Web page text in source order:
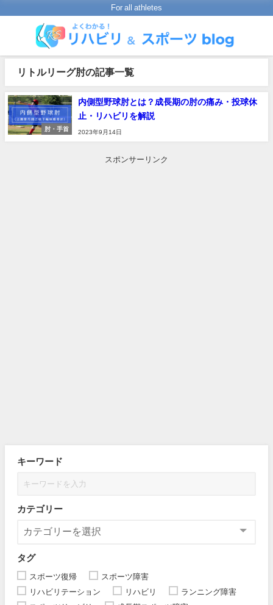
For all athletes
リトルリーグ肘の記事一覧
肘・手首
内側型野球肘とは？成長期の肘の痛み・投球休
止・リハビリを解説
2023年9月14日
スポンサーリンク
キーワード
カテゴリー
タグ
スポーツ復帰
スポーツ障害
リハビリテーション
リハビリ
ランニング障害